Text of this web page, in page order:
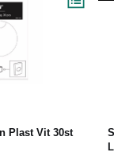
Plast Vit 30st